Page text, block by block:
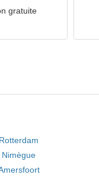
gratuite
Rotterdam
Nimègue